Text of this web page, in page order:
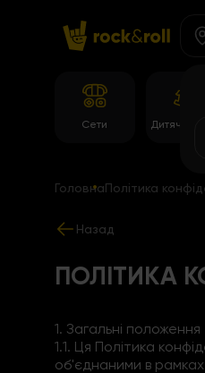
Сети Дитяче
ГоловнаПолітика
Назад
ПОЛІТИКА
1. Загальні положення
1.1. Ця Політика
об'єднаними в